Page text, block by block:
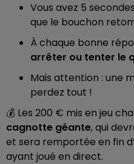
Vous avez 5
que le bouchon
À chaque bonne
arrêter ou tenter le
Mais attention : une
perdez tout !
💰 Les 200 € mis en jeu
cagnotte géante, qui
et sera remportée en fin
ayant joué en direct.